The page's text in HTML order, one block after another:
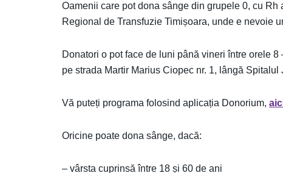
Oamenii care pot dona sânge din grupele 0, cu Rh
Regional de Transfuzie Timișoara, unde e nevoie
Donatori o pot face de luni până vineri între orele
pe strada Martir Marius Ciopec nr. 1, lângă Spitalul
Vă puteți programa folosind aplicația Donorium,
Oricine poate dona sânge, dacă:
– vârsta cuprinsă între 18 și 60 de ani